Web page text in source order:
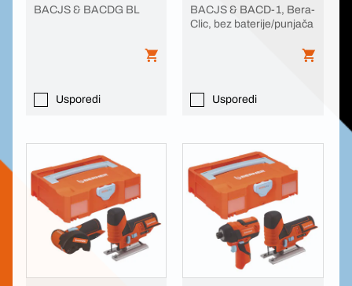
BACJS & BACDG BL
Usporedi
BACJS & BACD-1, Bera-
Clic, bez baterije/punjača
Usporedi